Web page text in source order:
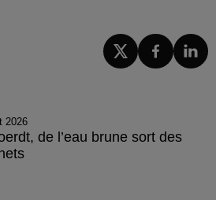
2026
de l’eau brune sort des